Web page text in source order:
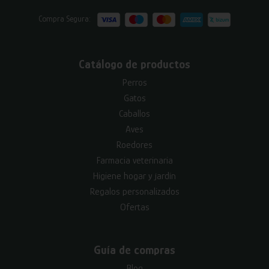
Compra Segura:
Catálogo de productos
Perros
Gatos
Caballos
Aves
Roedores
Farmacia veterinaria
Higiene hogar y jardín
Regalos personalizados
Ofertas
Guía de compras